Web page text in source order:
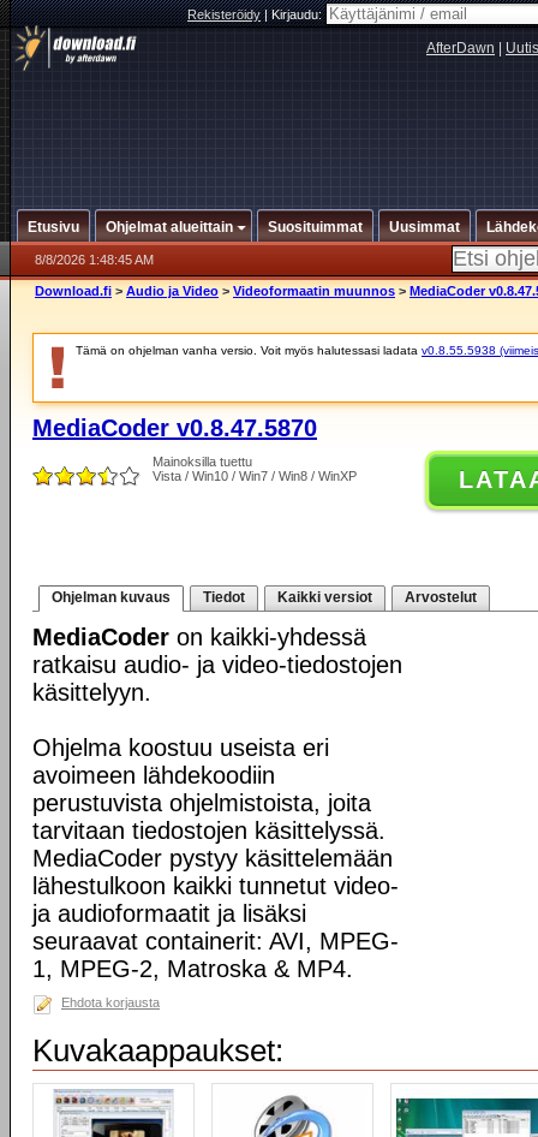
Rekisteröidy|Kirjaudu:
AfterDawn
Etusivu Ohjelmat alueittain Suosituimmat Uusimmat
8/8/2026 1:48:45 AM
Download.fi > Audio ja Video > Videoformaatin muunnos > MediaCoder
Tämä on ohjelman vanha versio. Voit myös halutessasi ladata v0.8.55.5938
MediaCoder v0.8.47.5870
Mainoksilla tuettu
Vista / Win10 / Win7 / Win8 / WinXP
Ohjelman kuvaus Tiedot Kaikki versiot Arvostelut
MediaCoder on kaikki-yhdessä
ratkaisu audio- ja video-tiedostojen
käsittelyyn.
Ohjelma koostuu useista eri
avoimeen lähdekoodiin
perustuvista ohjelmistoista, joita
tarvitaan tiedostojen käsittelyssä.
MediaCoder pystyy käsittelemään
lähestulkoon kaikki tunnetut video-
ja audioformaatit ja lisäksi
seuraavat containerit: AVI, MPEG-
1, MPEG-2, Matroska & MP4.
Ehdota korjausta
Kuvakaappaukset: